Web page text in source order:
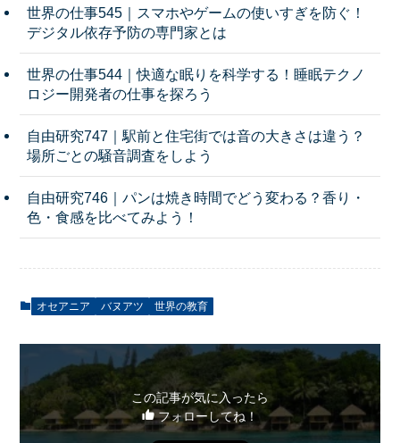
世界の仕事545｜スマホやゲームの使いすぎを防ぐ！
デジタル依存予防の専門家とは
世界の仕事544｜快適な眠りを科学する！睡眠テクノ
ロジー開発者の仕事を探ろう
自由研究747｜駅前と住宅街では音の大きさは違う？
場所ごとの騒音調査をしよう
自由研究746｜パンは焼き時間でどう変わる？香り・
色・食感を比べてみよう！
オセアニア バヌアツ 世界の教育
この記事が気に入ったら
フォローしてね！